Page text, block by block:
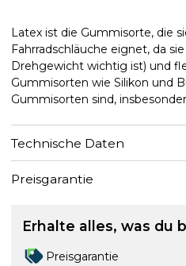
Latex ist die Gummisorte, die
Fahrradschläuche eignet, da
Drehgewicht wichtig ist) und
Gummisorten wie Silikon und
Gummisorten sind,
Technische Daten
Preisgarantie
Erhalte alles, was du
Preisgarantie